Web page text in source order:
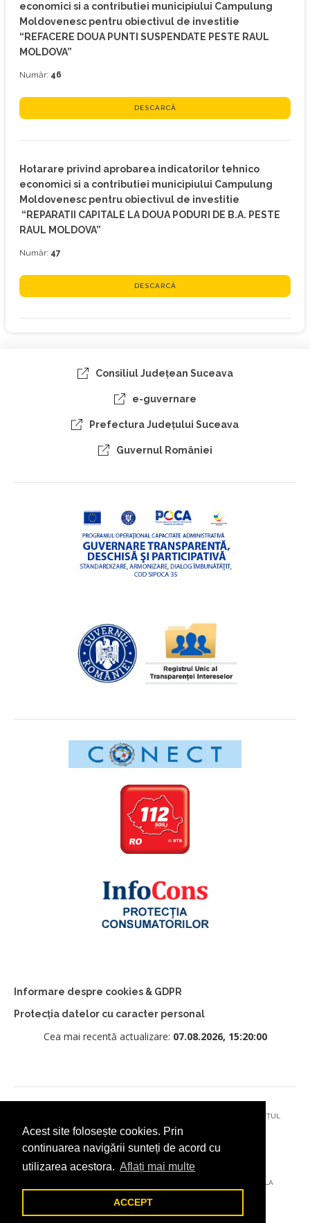
Acest site folosește cookies. Prin
continuarea navigării sunteți de acord cu
utilizarea acestora. Aflați mai multe
ACCEPT
economici si a contributiei municipiului Campulung
Moldovenesc pentru obiectivul de investitie
“REFACERE DOUA PUNTI SUSPENDATE PESTE RAUL
MOLDOVA”
Număr: 46
DESCARCĂ
Hotarare privind aprobarea indicatorilor tehnico
economici si a contributiei municipiului Campulung
Moldovenesc pentru obiectivul de investitie
“REPARATII CAPITALE LA DOUA PODURI DE B.A. PESTE
RAUL MOLDOVA”
Număr: 47
DESCARCĂ
Consiliul Judeţean Suceava
e-guvernare
Prefectura Judeţului Suceava
Guvernul României
Informare despre cookies & GDPR
Protecția datelor cu caracter personal
Cea mai recentă actualizare: 07.08.2026, 15:20:00
© 2026 - PRIMĂRIA MUNICIPIULUI CÂMPULUNG MOLDOVENESC, JUDEȚUL
SUCEAVA
AȚI ÎNTÂMPINAT O PROBLEMĂ TEHNICĂ? TRIMITEȚI-NE UN EMAIL LA
DIGITAL@ADDICTAD.RO